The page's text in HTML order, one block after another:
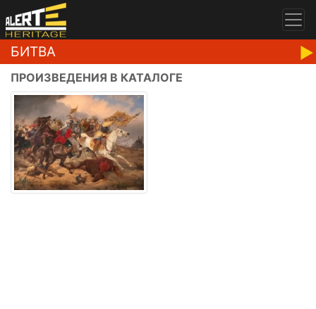
БИТВА
ПРОИЗВЕДЕНИЯ В КАТАЛОГЕ